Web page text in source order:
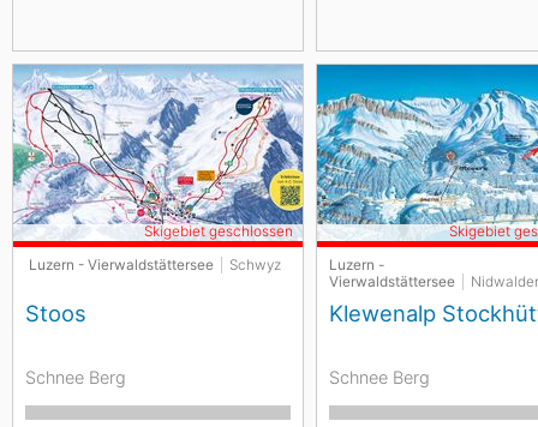
Luzern - Vierwaldstättersee Schwyz
Stoos
Skigebiet geschlossen
Schnee Berg
Luzern -
Vierwaldstättersee
Klewenalp
Skigebiet
Schnee Berg